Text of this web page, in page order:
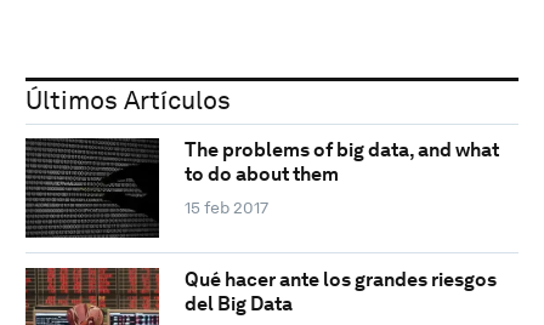
Últimos Artículos
The problems of big data, and what
to do about them
15 feb 2017
Qué hacer ante los grandes riesgos
del Big Data